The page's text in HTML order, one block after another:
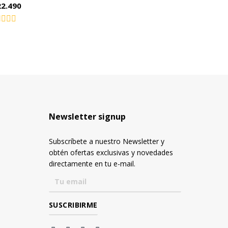
Newsletter signup
Subscríbete a nuestro Newsletter y
obtén ofertas exclusivas y novedades
directamente en tu e-mail.